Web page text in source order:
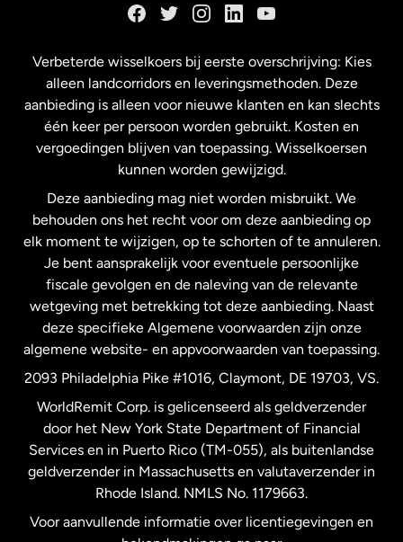
Maleisië
Nederland
Nieuw-Zeeland
Spanje
Verenigd Koninkrijk
Verenigde Staten English
Verenigde Staten Español
Zweden
Verbeterde wisselkoers bij eerste overschrijving: Kies
alleen landcorridors en leveringsmethoden. Deze
aanbieding is alleen voor nieuwe klanten en kan slechts
één keer per persoon worden gebruikt. Kosten en
vergoedingen blijven van toepassing. Wisselkoersen
kunnen worden gewijzigd.
Deze aanbieding mag niet worden misbruikt. We
behouden ons het recht voor om deze aanbieding op
elk moment te wijzigen, op te schorten of te annuleren.
Je bent aansprakelijk voor eventuele persoonlijke
fiscale gevolgen en de naleving van de relevante
wetgeving met betrekking tot deze aanbieding. Naast
deze specifieke Algemene voorwaarden zijn onze
algemene website- en appvoorwaarden van toepassing.
2093 Philadelphia Pike #1016, Claymont, DE 19703, VS.
WorldRemit Corp. is gelicenseerd als geldverzender
door het New York State Department of Financial
Services en in Puerto Rico (TM-055), als buitenlandse
geldverzender in Massachusetts en valutaverzender in
Rhode Island. NMLS No. 1179663.
Voor aanvullende informatie over licentiegevingen en